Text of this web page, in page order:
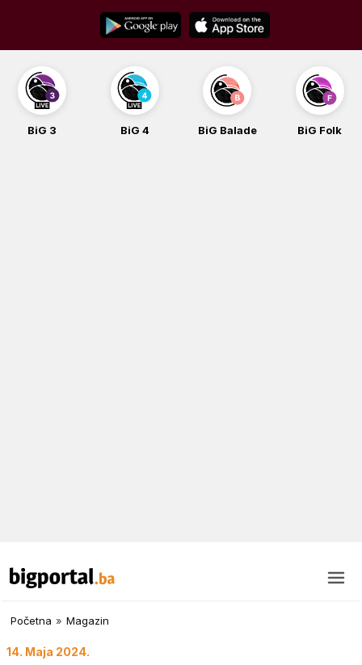
content
BiG 3 BiG 4 BiG Balade BiG Folk
Početna » Magazin
14. Maja 2024.